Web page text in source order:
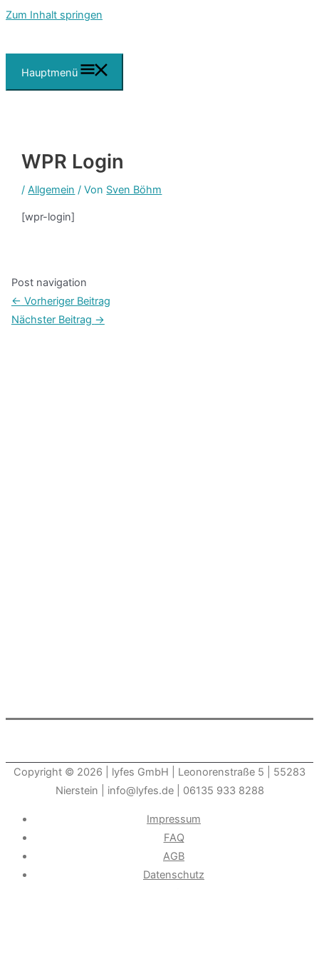
Zum Inhalt springen
Hauptmenü
WPR Login
/Allgemein / Von Sven Böhm
[wpr-login]
Post navigation
← Vorheriger Beitrag
Nächster Beitrag →
Copyright © 2026
| lyfes GmbH | Leonorenstraße 5 | 55283
Nierstein | info@lyfes.de | 06135 933 8288
Impressum
FAQ
AGB
Datenschutz